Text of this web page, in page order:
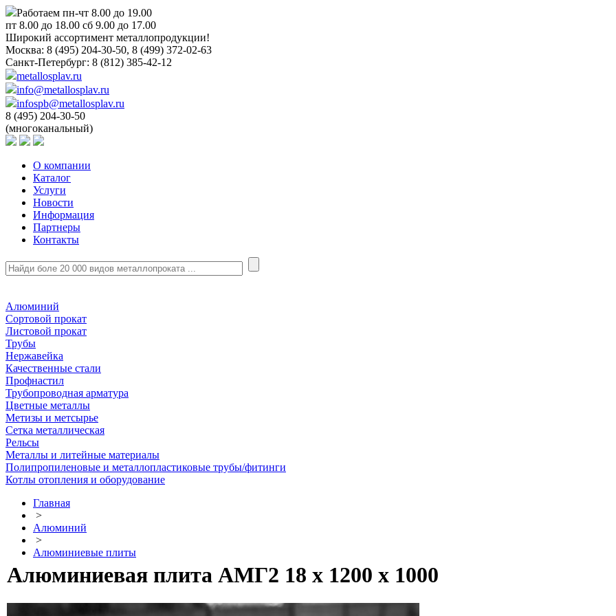
Работаем пн-чт 8.00 до 19.00
пт 8.00 до 18.00 сб 9.00 до 17.00
Широкий ассортимент металлопродукции!
Москва: 8 (495) 204-30-50, 8 (499) 372-02-63
Санкт-Петербург: 8 (812) 385-42-12
metallosplav.ru
info@metallosplav.ru
infospb@metallosplav.ru
8 (495) 204-30-50
(многоканальный)
О компании
Каталог
Услуги
Новости
Информация
Партнеры
Контакты
Алюминий
Сортовой прокат
Листовой прокат
Трубы
Нержавейка
Качественные стали
Профнастил
Трубопроводная арматура
Цветные металлы
Метизы и метсырье
Сетка металлическая
Рельсы
Металлы и литейные материалы
Полипропиленовые и металлопластиковые трубы/фитинги
Котлы отопления и оборудование
Главная
>
Алюминий
>
Алюминиевые плиты
Алюминиевая плита АМГ2 18 х 1200 х 1000